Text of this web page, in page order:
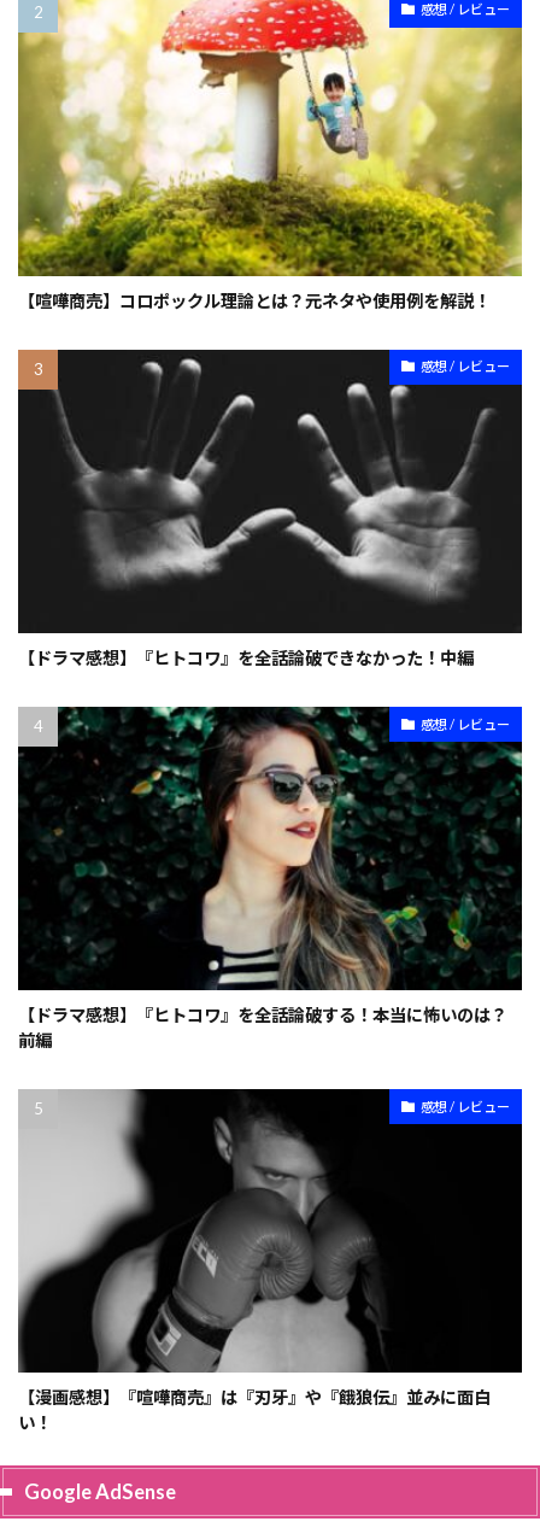
感想 / レビュー
【喧嘩商売】コロポックル理論とは？元ネタや使用例を解説！
感想 / レビュー
【ドラマ感想】『ヒトコワ』を全話論破できなかった！中編
感想 / レビュー
【ドラマ感想】『ヒトコワ』を全話論破する！本当に怖いのは？
前編
感想 / レビュー
【漫画感想】『喧嘩商売』は『刃牙』や『餓狼伝』並みに面白
い！
Google AdSense